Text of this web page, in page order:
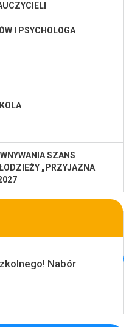
I PSYCHOLOGA
SZANS
„PRZYJAZNA
Nabór